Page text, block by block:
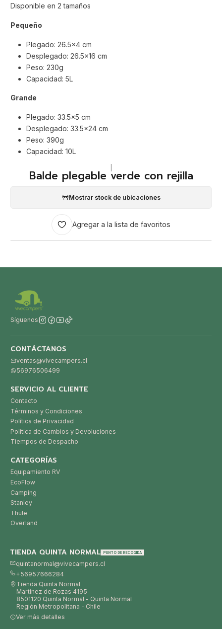
Disponible en 2 tamaños
Pequeño
Plegado: 26.5x4 cm
Desplegado: 26.5x16 cm
Peso: 230g
Capacidad: 5L
Grande
Plegado: 33.5x5 cm
Desplegado: 33.5x24 cm
Peso: 390g
Capacidad: 10L
Balde plegable verde con rejilla
Mostrar stock de ubicaciones
Agregar a la lista de favoritos
Síguenos
CONTÁCTANOS
ventas@vivecampers.cl
56976506499
SERVICIO AL CLIENTE
Contacto
Términos y Condiciones
Política de Privacidad
Política de Cambios y Devoluciones
Tiempos de Despacho
CATEGORÍAS
Equipamiento RV
EcoFlow
Camping
Stanley
Thule
Overland
TIENDA QUINTA NORMAL PUNTO DE RECOGIDA
quintanormal@vivecampers.cl
+56957666284
Tienda Quinta Normal
Martínez de Rozas 4195
8501120 Quinta Normal - Quinta Normal
Región Metropolitana - Chile
Ver más detalles